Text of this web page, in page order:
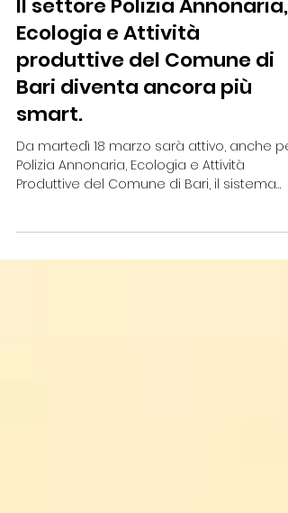
agli sportelli comunali
evitando code: con 'TuPassi'
Il settore Polizia Annonaria,
Ecologia e Attività
produttive del Comune di
Bari diventa ancora più
smart.
digitale...